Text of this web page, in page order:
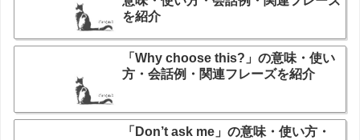
を紹介
「Why choose this?」の意味・使い
方・会話例・関連フレーズを紹介
「Don’t ask me」の意味・使い方・